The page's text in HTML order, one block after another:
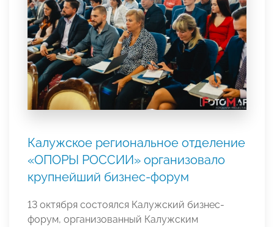
Калужское региональное отделение
«ОПОРЫ РОССИИ» организовало
крупнейший бизнес-форум
13 октября состоялся Калужский бизнес-
форум, организованный Калужским